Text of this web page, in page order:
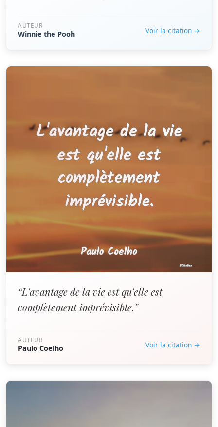
AUTEUR
Winnie the Pooh Voir la citation →
“L'avantage de la vie est qu'elle est
complètement imprévisible.”
AUTEUR
Paulo Coelho Voir la citation →